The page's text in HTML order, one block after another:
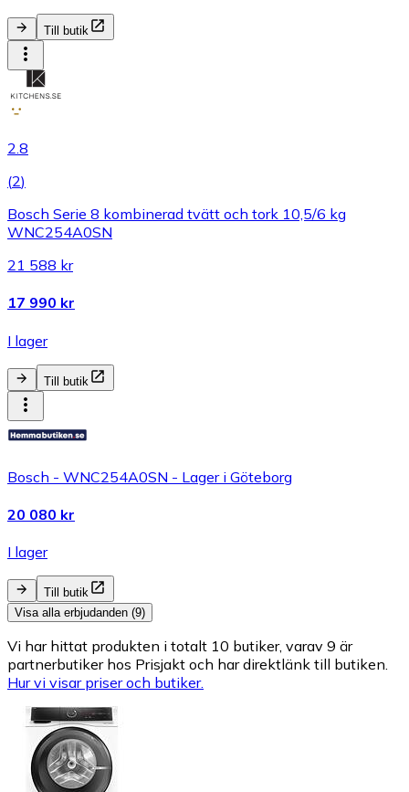
Till butik
2.8
(2)
Bosch Serie 8 kombinerad tvätt och tork 10,5/6 kg
WNC254A0SN
21 588 kr
17 990 kr
I lager
Till butik
Bosch - WNC254A0SN - Lager i Göteborg
20 080 kr
I lager
Till butik
Visa alla erbjudanden (9)
Vi har hittat produkten i totalt 10 butiker, varav 9 är
partnerbutiker hos Prisjakt och har direktlänk till butiken.
Hur vi visar priser och butiker.